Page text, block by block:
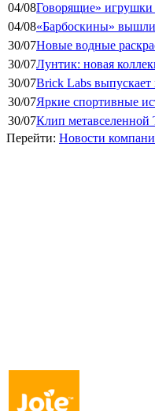
04/08Говорящие» игрушки
04/08«Барбоскины»
30/07Новые водные
30/07Лунтик: новая
30/07Brick Labs
30/07Яркие спортивные
30/07Клип метавселенной
Перейти: Новости